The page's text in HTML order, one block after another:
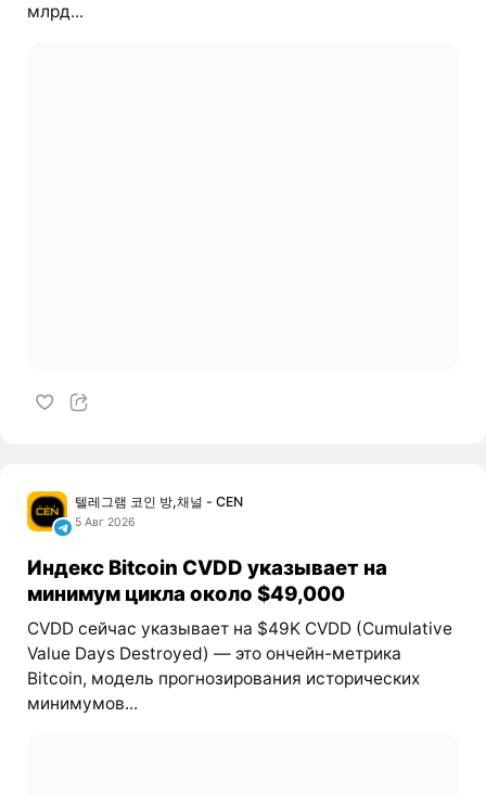
млрд...
텔레그램 코인 방,채널 - CEN
5 Авг 2026
Индекс Bitcoin CVDD указывает на
минимум цикла около $49,000
CVDD сейчас указывает на $49K CVDD (Cumulative
Value Days Destroyed) — это ончейн-метрика
Bitcoin, модель прогнозирования исторических
минимумов...